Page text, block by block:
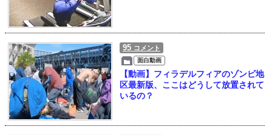
95 コメント
面白動画
【動画】フィラデルフィアのゾンビ地
区最新版、ここはどうして放置されて
いるの？